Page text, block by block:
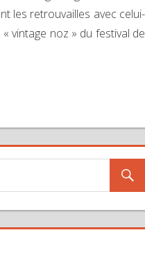
les retrouvailles avec celui-
vintage noz » du festival de